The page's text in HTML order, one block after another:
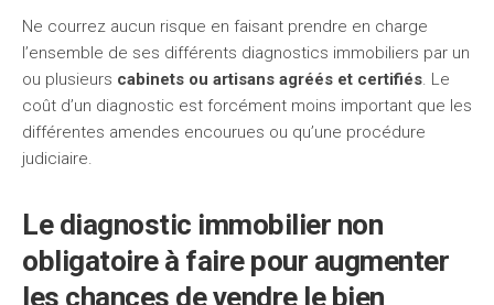
Ne courrez aucun risque en faisant prendre en charge
l’ensemble de ses différents diagnostics immobiliers par un
ou plusieurs cabinets ou artisans agréés et certifiés. Le
coût d’un diagnostic est forcément moins important que les
différentes amendes encourues ou qu’une procédure
judiciaire.
Le diagnostic immobilier non
obligatoire à faire pour augmenter
les chances de vendre le bien